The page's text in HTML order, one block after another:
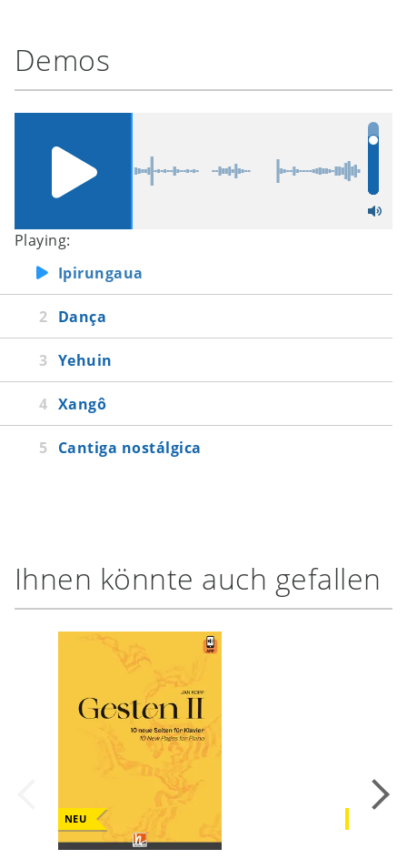
Demos
Playing:
Ipirungaua
Dança
Yehuin
Xangô
Cantiga nostálgica
Ihnen könnte auch gefallen
NEU